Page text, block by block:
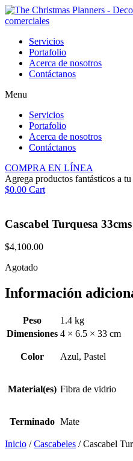
Ir
al
Servicios
Portafolio
Acerca de nosotros
Contáctanos
Menu
Servicios
Portafolio
Acerca de nosotros
Contáctanos
COMPRA EN LÍNEA
Agrega productos fantásticos a
$0.00 Cart
Cascabel Turquesa 33cms
$4,100.00
Agotado
Información
Peso
1.4 kg
Dimensiones 4 × 6.5 × 33 cm
Color Azul, Pastel
Material(es) Fibra de vidrio
Terminado Mate
Inicio /Cascabeles / Cascabel